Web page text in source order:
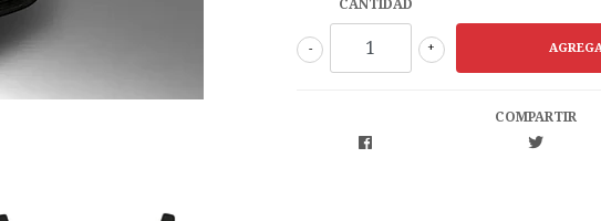
CANTIDAD
+
-
COMPARTIR